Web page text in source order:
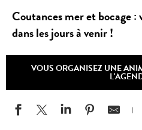
Coutances mer et bocage
dans les jours à venir !
VOUS ORGANISEZ UNE